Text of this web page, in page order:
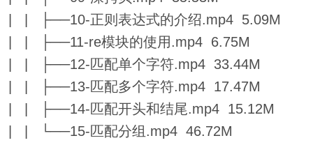
| | ├──10-正则表达式的介绍.mp4 5.09M
| | ├──11-re模块的使用.mp4 6.75M
| | ├──12-匹配单个字符.mp4 33.44M
| | ├──13-匹配多个字符.mp4 17.47M
| | ├──14-匹配开头和结尾.mp4 15.12M
| | └──15-匹配分组.mp4 46.72M